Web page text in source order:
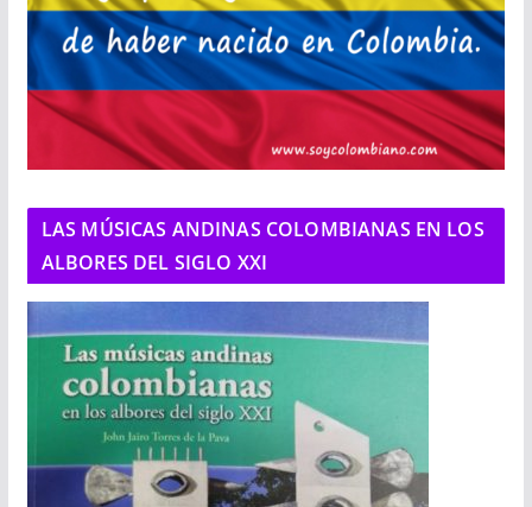
LAS MÚSICAS ANDINAS COLOMBIANAS EN LOS
ALBORES DEL SIGLO XXI